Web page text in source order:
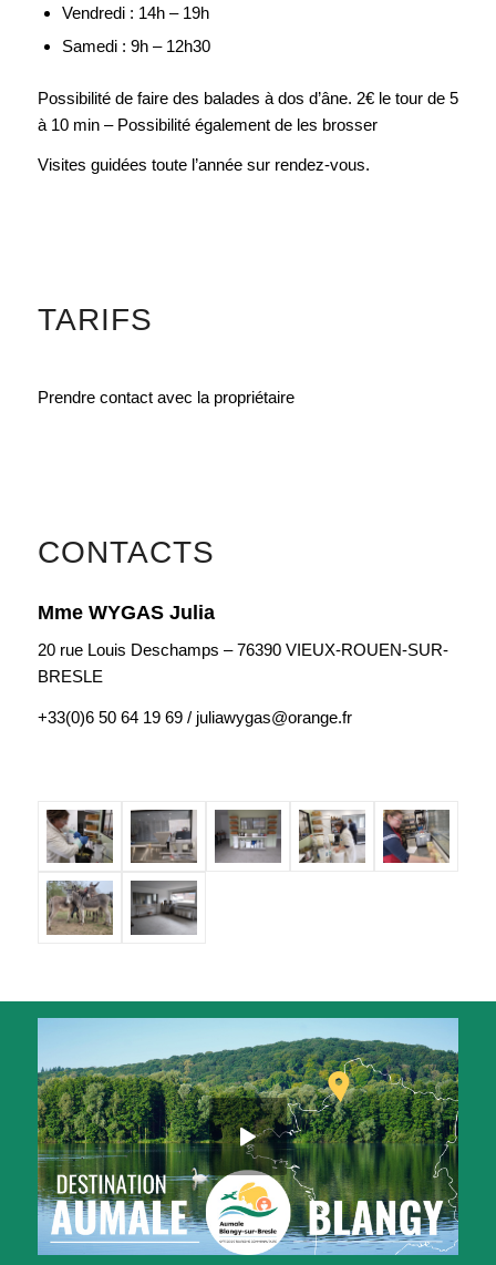
Vendredi : 14h – 19h
Samedi : 9h – 12h30
Possibilité de faire des balades à dos d’âne. 2€ le tour de 5
à 10 min – Possibilité également de les brosser
Visites guidées toute l’année sur rendez-vous.
TARIFS
Prendre contact avec la propriétaire
CONTACTS
Mme WYGAS Julia
20 rue Louis Deschamps – 76390 VIEUX-ROUEN-SUR-
BRESLE
+33(0)6 50 64 19 69 / juliawygas@orange.fr